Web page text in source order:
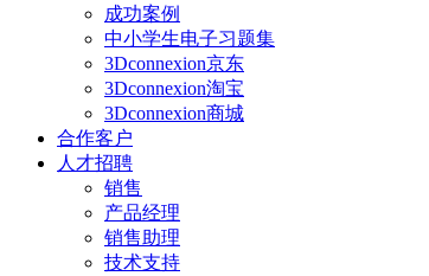
成功案例
中小学生电子习题集
3Dconnexion京东
3Dconnexion淘宝
3Dconnexion商城
合作客户
人才招聘
销售
产品经理
销售助理
技术支持